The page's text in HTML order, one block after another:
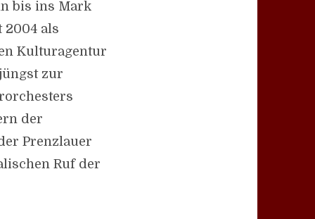
bis ins Mark
2004 als
Kulturagentur
zur
der
Prenzlauer
Ruf der